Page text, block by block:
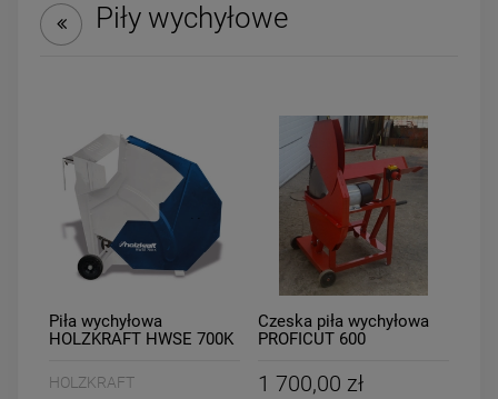
regularna:2 400,00 zł
DO KOSZYKA
Cena regularna:
DO KOSZYKA
Piły wychyłowe
Piła wychyłowa
HOLZKRAFT HWSE 700K
HOLZKRAFT
Czeska piła wychyłowa
PROFICUT 600
1 700,00 zł